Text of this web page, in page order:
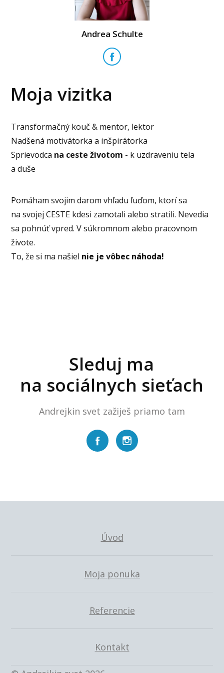
Andrea Schulte
Moja vizitka
Transformačný kouč & mentor, lektor
Nadšená motivátorka a inšpirátorka
Sprievodca na ceste životom - k uzdraveniu tela
a duše
Pomáham svojim darom vhľadu ľuďom, ktorí sa
na svojej CESTE kdesi zamotali alebo stratili. Nevedia
sa pohnúť vpred. V súkromnom alebo pracovnom
živote.
To, že si ma našiel nie je vôbec náhoda!
Sleduj ma
na sociálnych sieťach
Andrejkin svet zažiješ priamo tam
Úvod
Moja ponuka
Referencie
Kontakt